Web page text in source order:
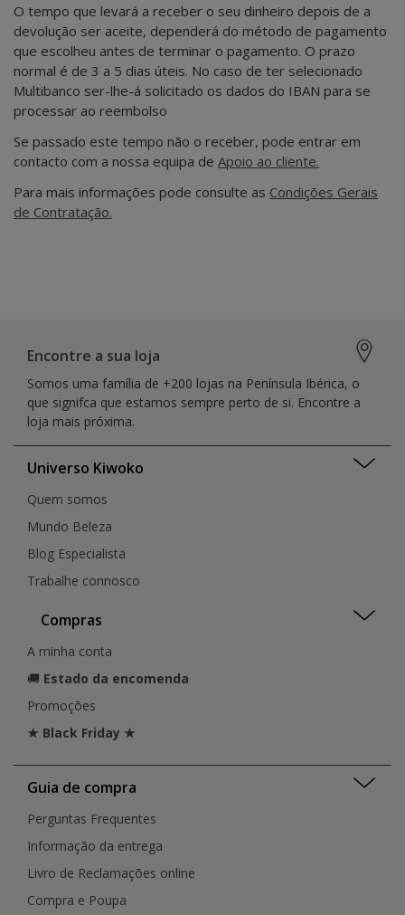
O tempo que levará a receber o seu dinheiro depois de a
devolução ser aceite, dependerá do método de pagamento
que escolheu antes de terminar o pagamento. O prazo
normal é de 3 a 5 dias úteis. No caso de ter selecionado
Multibanco ser-lhe-á solicitado os dados do IBAN para se
processar ao reembolso
Se passado este tempo não o receber, pode entrar em
contacto com a nossa equipa de Apoio ao cliente.
Para mais informações pode consulte as Condições Gerais
de Contratação.
Encontre a sua loja
Somos uma família de +200 lojas na Península Ibérica, o
que signifca que estamos sempre perto de si. Encontre a
loja mais próxima.
Universo Kiwoko
Quem somos
Mundo Beleza
Blog Especialista
Trabalhe connosco
Compras
A minha conta
🚚 Estado da encomenda
Promoções
★ Black Friday ★
Guia de compra
Perguntas Frequentes
Informação da entrega
Livro de Reclamações online
Compra e Poupa